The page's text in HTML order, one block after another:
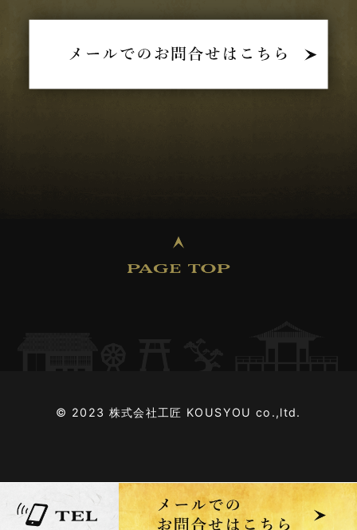
2025年03月 (1)
2024年06月 (4)
© 2023 株式会社工匠 KOUSYOU co.,ltd.